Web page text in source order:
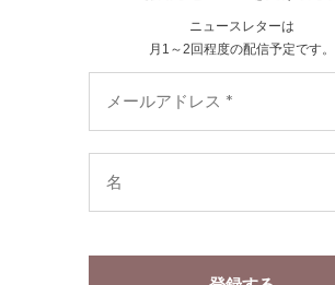
ニュースレターは
月1～2回程度の配信予定です。